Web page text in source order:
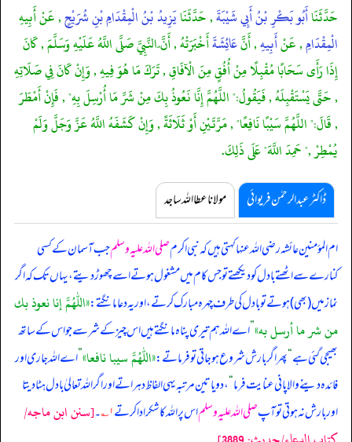
حَدَّثَنَاأَبُو بَكْرِ بْنُ أَبِي شَيْبَةَ, حَدَّثَنَايَزِيدُ بْنُ الْمِقْدَامِ بْنِ شُرَيْحٍ, عَنْ أَبِيهِ
الْمِقْدَامِ, عَنْأَبِيهِ, أَنَّعَائِشَةَأَخْبَرَتْهُ , أَنَّ ّالنَّبِيَّ صَلَّى اللَّهُ عَلَيْهِ وَسَلَّمَ , كَانَ
إِذَا رَأَى سَحَابًا مُقْبِلًا مِنْ أُفُقٍ مِنَ الْآفَاقِ , تَرَكَ مَا هُوَ فِيهِ , وَإِنْ كَانَ فِي صَلَاتِهِ
, حَتَّى يَسْتَقْبِلَهُ , فَيَقُولُ:" اللَّهُمَّ إِنَّا نَعُوذُ بِكَ مِنْ شَرِّ مَا أُرْسِلَ بِهِ" , فَإِنْ أَمْطَرَ
, قَالَ:" اللَّهُمَّ سَيْبًا نَافِعًا" , مَرَّتَيْنِ أَوْ ثَلَاثَةً , وَإِنْ كَشَفَهُ اللَّهُ عَزَّ وَجَلَّ وَلَمْ
يُمْطِرْ ," حَمِدَ اللَّهَ" عَلَى ذَلِكَ.
ڈاکٹر عبدالرحمٰن فریوائی مولانا عطا اللہ ساجد
ام المؤمنین عائشہ رضی اللہ عنہا کہتی ہیں کہنبی اکرمصلی اللہ علیہ وسلمجب آسمان کے کسی
کنارے سے اٹھتے بادل کو دیکھتے تو جس کام میں مشغول ہوتے اسے چھوڑ دیتے، یہاں تک کہ اگر
نماز میں (بھی) ہوتے تو بادل کی طرف چہرہ مبارک کرتے، اور یہ دعا ما نگتے:«اللهم إنا نعوذ بك
من شر ما أرسل به»”اے اللہ ہم تیری پناہ مانگتے ہیں اس چیز کے شر سے جو اس کے ساتھ
بھیجی گئی ہے“پھر اگر بارش شروع ہو جاتی تو فرماتے:«اللهم سيبا نافعا»”اے اللہ جاری اور
فائدہ دینے والا پانی عنایت فرما“، دو یا تین مرتبہ یہی الفاظ دہراتے اور اگر اللہ تعالیٰ بادل ہٹا دیتا
اور بارش نہ ہوتی تو آپصلی اللہ علیہ وسلماس پر اللہ کا شکر ادا کرتے۱؎ ۔[سنن ابن ماجه/